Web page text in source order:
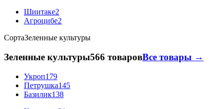
Шиитаке2
Агроцибе2
СортаЗеленные культуры
Зеленные культуры566 товаровВсе товары →
Укроп179
Петрушка145
Базилик138